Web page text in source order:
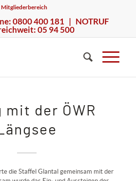
Mitgliederbereich
0800 400 181 | NOTRUF
05 94 500
mit der ÖWR
die Staffel Glantal gemeinsam mit der